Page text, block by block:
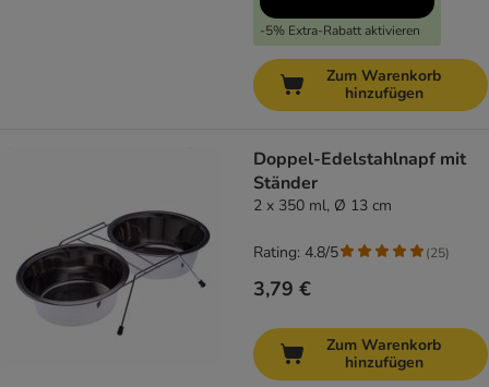
-5% Extra-Rabatt aktivieren
Zum Warenkorb
hinzufügen
Doppel-Edelstahlnapf mit
Ständer
2 x 350 ml, Ø 13 cm
3,79 €
Rating: 4.8/5 (25)
Zum Warenkorb
hinzufügen